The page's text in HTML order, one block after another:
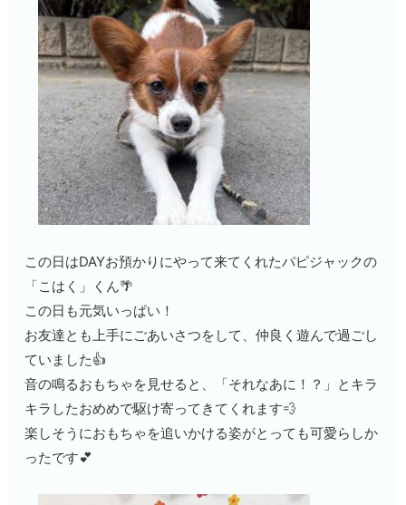
この日はDAYお預かりにやって来てくれたパピジャックの
「こはく」くん🌴
この日も元気いっぱい！
お友達とも上手にごあいさつをして、仲良く遊んで過ごし
ていました👍
音の鳴るおもちゃを見せると、「それなあに！？」とキラ
キラしたおめめで駆け寄ってきてくれます💨
楽しそうにおもちゃを追いかける姿がとっても可愛らしか
ったです💕